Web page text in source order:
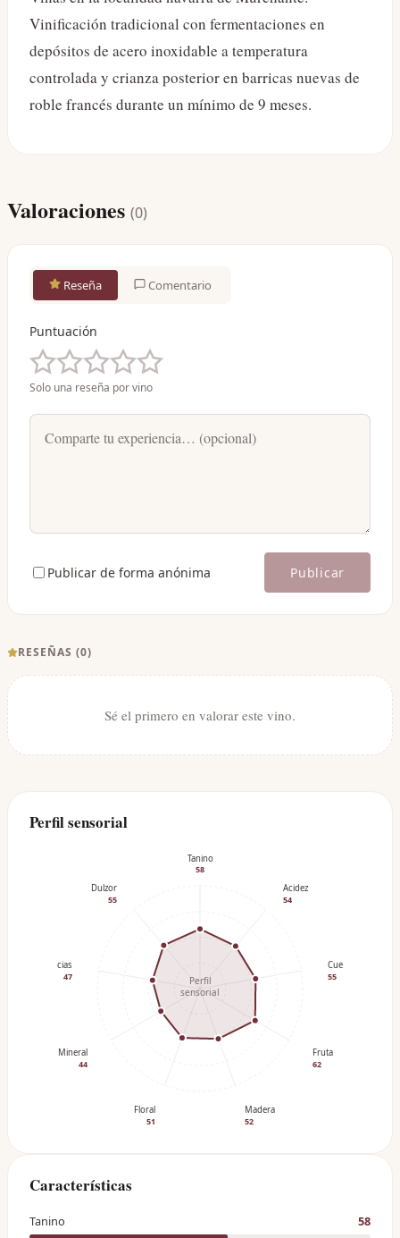
Vinificación tradicional con fermentaciones en
depósitos de acero inoxidable a temperatura
controlada y crianza posterior en barricas nuevas de
roble francés durante un mínimo de 9 meses.
Valoraciones (0)
Reseña Comentario
Puntuación
Solo una reseña por vino
Publicar de forma anónima Publicar
RESEÑAS (0)
Sé el primero en valorar este vino.
Perfil sensorial
Tanino
58
Acidez
54
Cuerpo
55
Fruta
62
Madera
52
Floral
51
Mineral
44
Especias
47
Dulzor
55
Perfil
sensorial
Características
Tanino 58